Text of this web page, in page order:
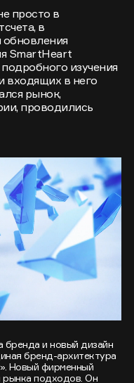
просто в
в
обновления
SmartHeart
изучения
входящих в него
рынок,
проводились
бренда и новый дизайн
бренд-архитектура
Новый фирменный
рынка подходов. Он